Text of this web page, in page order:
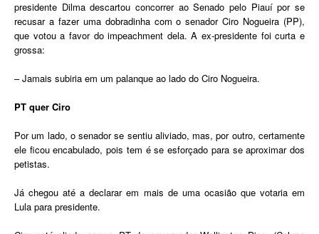
presidente Dilma descartou concorrer ao Senado pelo Piauí por se
recusar a fazer uma dobradinha com o senador Ciro Nogueira (PP),
que votou a favor do impeachment dela. A ex-presidente foi curta e
grossa:
– Jamais subiria em um palanque ao lado do Ciro Nogueira.
PT quer Ciro
Por um lado, o senador se sentiu aliviado, mas, por outro, certamente
ele ficou encabulado, pois tem é se esforçado para se aproximar dos
petistas.
Já chegou até a declarar em mais de uma ocasião que votaria em
Lula para presidente.